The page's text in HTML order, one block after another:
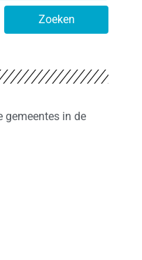
Zoeken
gemeentes in de